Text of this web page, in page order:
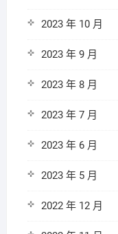
2023 年 10 月
2023 年 9 月
2023 年 8 月
2023 年 7 月
2023 年 6 月
2023 年 5 月
2022 年 12 月